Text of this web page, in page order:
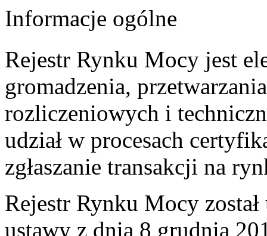
Informacje ogólne
Rejestr Rynku Mocy jest
gromadzenia,
rozliczeniowych i
udział w procesach
zgłaszanie transakcji na
Rejestr Rynku Mocy
ustawy z dnia 8 grudnia